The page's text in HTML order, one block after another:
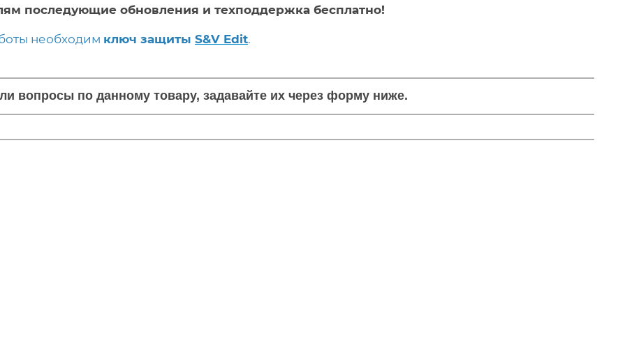
последующие обновления и техподдержка бесплатно!
необходим ключ защиты S&V Edit.
вопросы по данному товару, задавайте их через форму ниже.